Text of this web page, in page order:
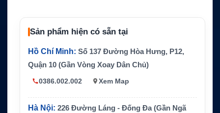
Cơ chế giữ máy Click to lock
k
Khoảng 82.2 x 212 x 75.9 mm
Trọng lượng do
Nguồn vào định
mức
Sản phẩm hiện có sẵn tại
Hồ Chí Minh: Số 137 Đường Hòa Hưng, P12,
Quận 10 (Gần Vòng Xoay Dân Chủ)
0386.002.002 Xem Map
Hà Nội: 226 Đường Láng - Đống Đa (Gần Ngã